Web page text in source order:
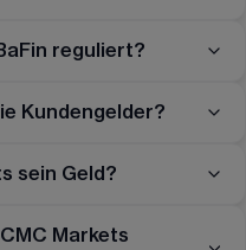
reguliert?
Kundengelder?
sein Geld?
Markets